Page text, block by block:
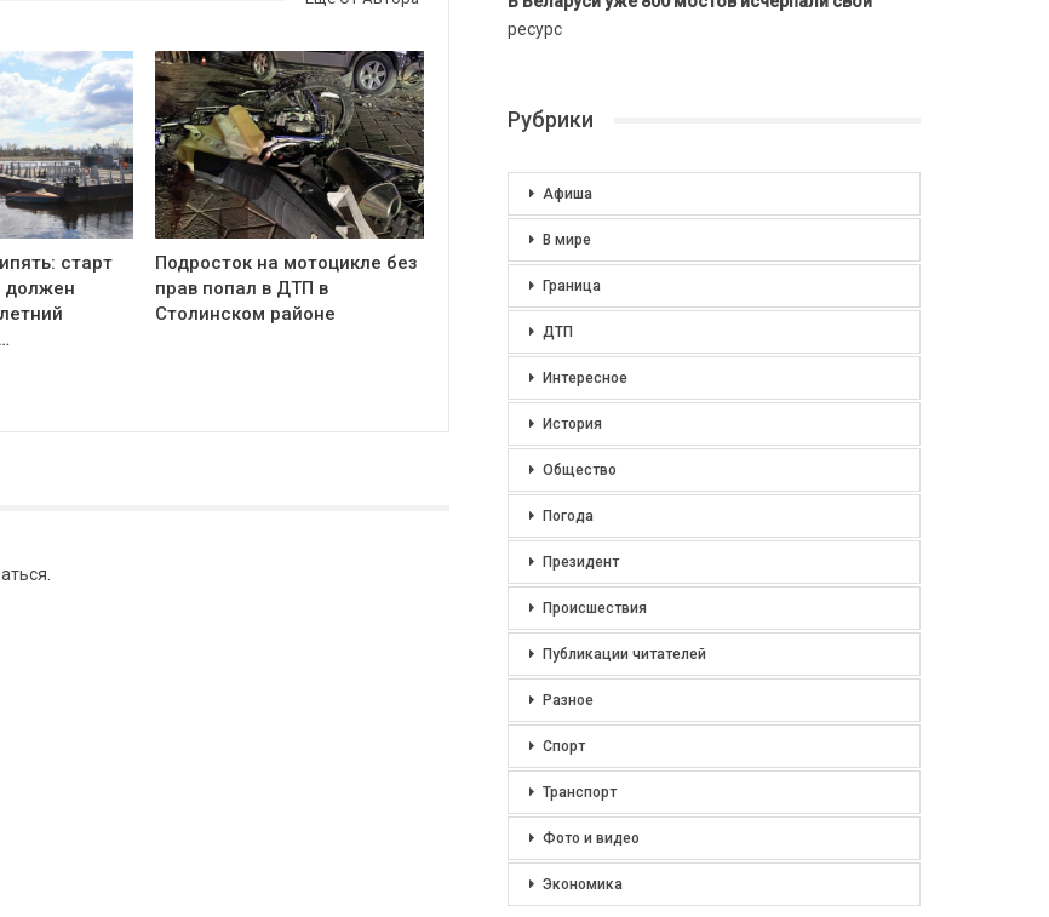
старт
должен
Подросток на мотоцикле без
прав попал в ДТП в
Столинском районе
ресурс
Рубрики
Афиша
В мире
Граница
ДТП
Интересное
История
Общество
Погода
Президент
Происшествия
Публикации читателей
Разное
Спорт
Транспорт
Фото и видео
Экономика